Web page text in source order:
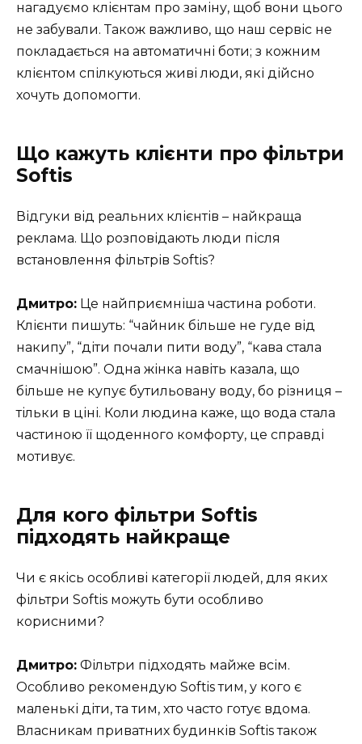
нагадуємо клієнтам про заміну, щоб вони цього
не забували. Також важливо, що наш сервіс не
покладається на автоматичні боти; з кожним
клієнтом спілкуються живі люди, які дійсно
хочуть допомогти.
Що кажуть клієнти про фільтри
Softis
Відгуки від реальних клієнтів – найкраща
реклама. Що розповідають люди після
встановлення фільтрів Softis?
Дмитро: Це найприємніша частина роботи.
Клієнти пишуть: “чайник більше не гуде від
накипу”, “діти почали пити воду”, “кава стала
смачнішою”. Одна жінка навіть казала, що
більше не купує бутильовану воду, бо різниця –
тільки в ціні. Коли людина каже, що вода стала
частиною її щоденного комфорту, це справді
мотивує.
Для кого фільтри Softis
підходять найкраще
Чи є якісь особливі категорії людей, для яких
фільтри Softis можуть бути особливо
корисними?
Дмитро: Фільтри підходять майже всім.
Особливо рекомендую Softis тим, у кого є
маленькі діти, та тим, хто часто готує вдома.
Власникам приватних будинків Softis також